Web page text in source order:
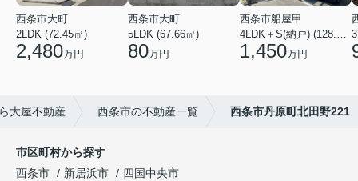
西条市大町
2LDK (72.45㎡)
2,480万円
西条市大町
5LDK (67.66㎡)
80万円
西条市船屋甲
4LDK＋S(納戸) (128.15㎡)
1,450万円
大屋不動産 西条市の不動産一覧 西条市丹原町北田野221
市区町村から探す
西条市
新居浜市
四国中央市